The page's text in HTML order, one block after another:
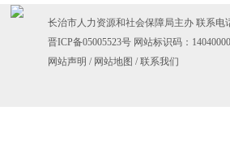
长治市人力资源和社会保障局主办 联系电
晋ICP备05005523号 网站标识码：
网站声明 / 网站地图 / 联系我们